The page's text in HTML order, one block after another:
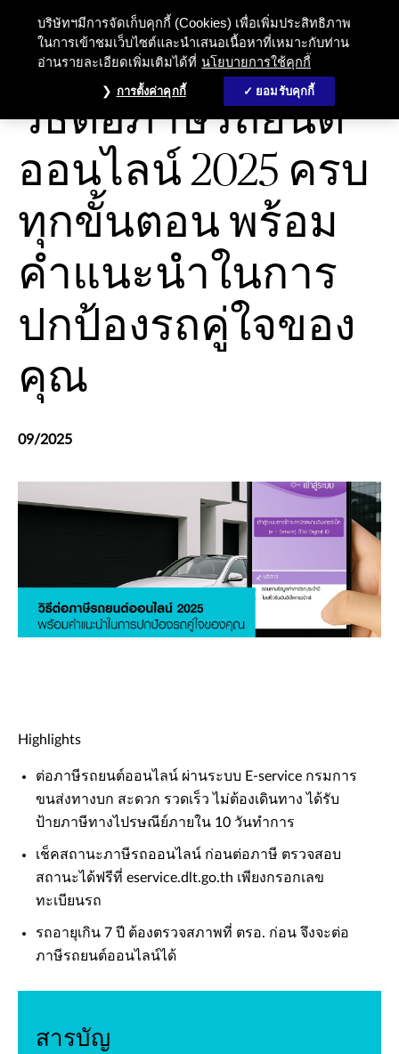
วิธีต่อภาษีรถยนต์
ออนไลน์ 2025 ครบ
ทุกขั้นตอน พร้อม
คำแนะนำในการ
ปกป้องรถคู่ใจของ
คุณ
09/2025
Highlights
ต่อภาษีรถยนต์ออนไลน์ ผ่านระบบ E-service กรมการ
ขนส่งทางบก สะดวก รวดเร็ว ไม่ต้องเดินทาง ได้รับ
ป้ายภาษีทางไปรษณีย์ภายใน 10 วันทำการ
เช็คสถานะภาษีรถออนไลน์ ก่อนต่อภาษี ตรวจสอบ
สถานะได้ฟรีที่ eservice.dlt.go.th เพียงกรอกเลข
ทะเบียนรถ
รถอายุเกิน 7 ปี ต้องตรวจสภาพที่ ตรอ. ก่อน จึงจะต่อ
ภาษีรถยนต์ออนไลน์ได้
สารบัญ
บริษัทฯมีการจัดเก็บคุกกี้ (Cookies) เพื่อเพิ่มประสิทธิภาพ
ในการเข้าชมเว็บไซต์และนำเสนอเนื้อหาที่เหมาะกับท่าน
อ่านรายละเอียดเพิ่มเติมได้ที่ นโยบายการใช้คุกกี้
การตั้งค่าคุกกี้ ยอมรับคุกกี้